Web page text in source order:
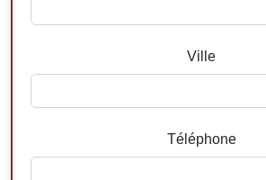
Ville
Téléphone